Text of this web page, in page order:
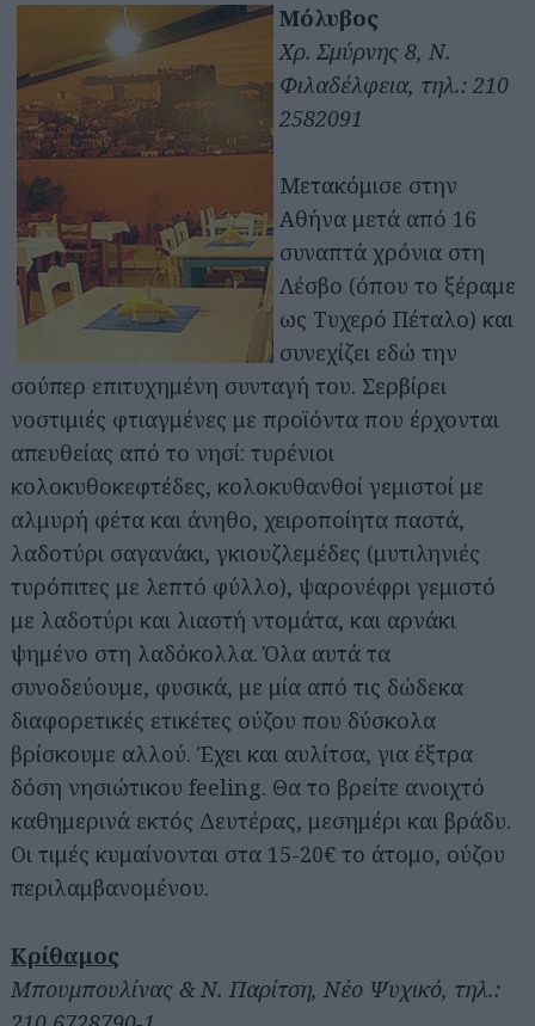
Μόλυβος
Χρ. Σμύρνης 8, Ν.
Φιλαδέλφεια, τηλ.: 210
2582091
Μετακόμισε στην
Αθήνα μετά από 16
συναπτά χρόνια στη
Λέσβο (όπου το ξέραμε
ως Τυχερό Πέταλο) και
συνεχίζει εδώ την
σούπερ επιτυχημένη συνταγή του. Σερβίρει
νοστιμιές φτιαγμένες με προϊόντα που έρχονται
απευθείας από το νησί: τυρένιοι
κολοκυθοκεφτέδες, κολοκυθανθοί γεμιστοί με
αλμυρή φέτα και άνηθο, χειροποίητα παστά,
λαδοτύρι σαγανάκι, γκιουζλεμέδες (μυτιληνιές
τυρόπιτες με λεπτό φύλλο), ψαρονέφρι γεμιστό
με λαδοτύρι και λιαστή ντομάτα, και αρνάκι
ψημένο στη λαδόκολλα. Όλα αυτά τα
συνοδεύουμε, φυσικά, με μία από τις δώδεκα
διαφορετικές ετικέτες ούζου που δύσκολα
βρίσκουμε αλλού. Έχει και αυλίτσα, για έξτρα
δόση νησιώτικου feeling. Θα το βρείτε ανοιχτό
καθημερινά εκτός Δευτέρας, μεσημέρι και βράδυ.
Οι τιμές κυμαίνονται στα 15-20€ το άτομο, ούζου
περιλαμβανομένου.
Κρίθαμος
Μπουμπουλίνας & Ν. Παρίτση, Νέο Ψυχικό, τηλ.: